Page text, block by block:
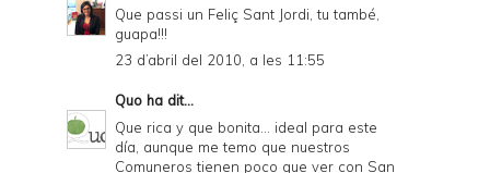
Que passi un Feliç Sant Jordi, tu també,
guapa!!!
23 d’abril del 2010, a les 11:55
Quo ha dit...
Que rica y que bonita... ideal para este
día, aunque me temo que nuestros
Comuneros tienen poco que ver con San